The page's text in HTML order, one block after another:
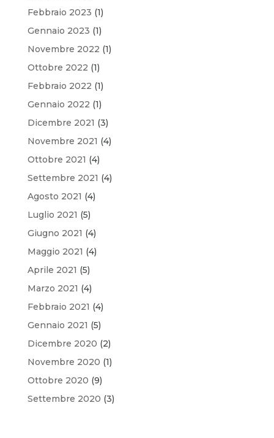
Febbraio 2023 (1)
Gennaio 2023 (1)
Novembre 2022 (1)
Ottobre 2022 (1)
Febbraio 2022 (1)
Gennaio 2022 (1)
Dicembre 2021 (3)
Novembre 2021 (4)
Ottobre 2021 (4)
Settembre 2021 (4)
Agosto 2021 (4)
Luglio 2021 (5)
Giugno 2021 (4)
Maggio 2021 (4)
Aprile 2021 (5)
Marzo 2021 (4)
Febbraio 2021 (4)
Gennaio 2021 (5)
Dicembre 2020 (2)
Novembre 2020 (1)
Ottobre 2020 (9)
Settembre 2020 (3)